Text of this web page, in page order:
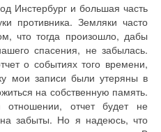
Инстербург и большая часть
противника. Земляки часто
что тогда произошло, дабы
спасения, не забылась.
о событиях того времени,
мои записи были утеряны в
на собственную память.
отчет будет не
забыты. Но я надеюсь, что